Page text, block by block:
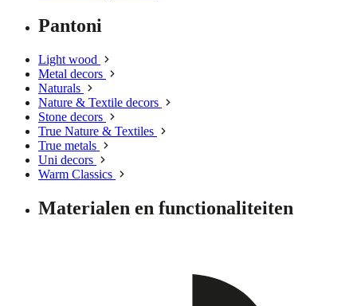
Pantoni
Light wood
Metal decors
Naturals
Nature & Textile decors
Stone decors
True Nature & Textiles
True metals
Uni decors
Warm Classics
Materialen en functionaliteiten